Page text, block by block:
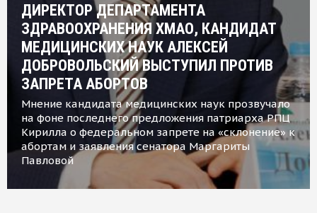
ДИРЕКТОР ДЕПАРТАМЕНТА
ЗДРАВООХРАНЕНИЯ ХМАО, КАНДИДАТ
МЕДИЦИНСКИХ НАУК АЛЕКСЕЙ
ДОБРОВОЛЬСКИЙ ВЫСТУПИЛ ПРОТИВ
ЗАПРЕТА АБОРТОВ
Мнение кандидата медицинских наук прозвучало
на фоне последнего предложения патриарха РПЦ
Кирилла о федеральном запрете на «склонение» к
абортам и заявления сенатора Маргариты
Павловой